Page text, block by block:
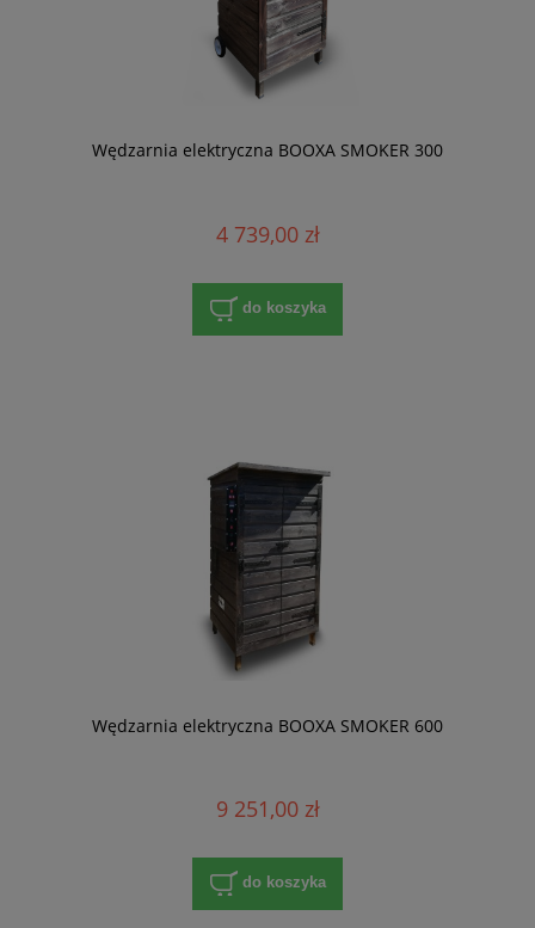
Wędzarnia elektryczna BOOXA SMOKER 300
4 739,00 zł
do koszyka
Wędzarnia elektryczna BOOXA SMOKER 600
9 251,00 zł
do koszyka